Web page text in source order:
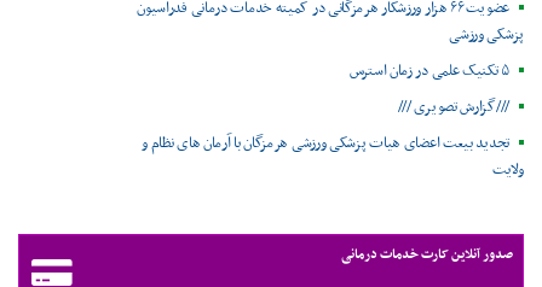
عضویت ۶۶ هزار ورزشکار هرمزگانی در کمیته خدمات درمانی فدراسیون
پزشکی ورزشی
۵ تکنیک علمی در زمان استرس
///گزارش تصویری ///
تجدید بیعت اعضای هیات پزشکی ورزشی هرمزگان با آرمان های نظام و
ولایت
صدور آنلاین کارت خدمات درمانی